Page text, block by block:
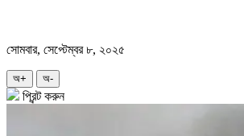
সোমবার, সেপ্টেম্বর ৮, ২০২৫
অ+ অ-
প্রিন্ট করুন